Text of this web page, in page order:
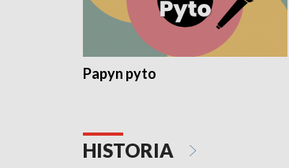
Papyn pyto
HISTORIA